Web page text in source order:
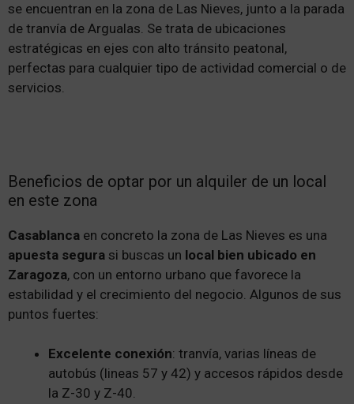
se encuentran en la zona de Las Nieves, junto a la parada
de tranvía de Argualas. Se trata de ubicaciones
estratégicas en ejes con alto tránsito peatonal,
perfectas para cualquier tipo de actividad comercial o de
servicios.
Beneficios de optar por un alquiler de un local
en este zona
Casablanca en concreto la zona de Las Nieves es una
apuesta segura si buscas un local bien ubicado en
Zaragoza, con un entorno urbano que favorece la
estabilidad y el crecimiento del negocio. Algunos de sus
puntos fuertes:
Excelente conexión: tranvía, varias líneas de
autobús (lineas 57 y 42) y accesos rápidos desde
la Z-30 y Z-40.